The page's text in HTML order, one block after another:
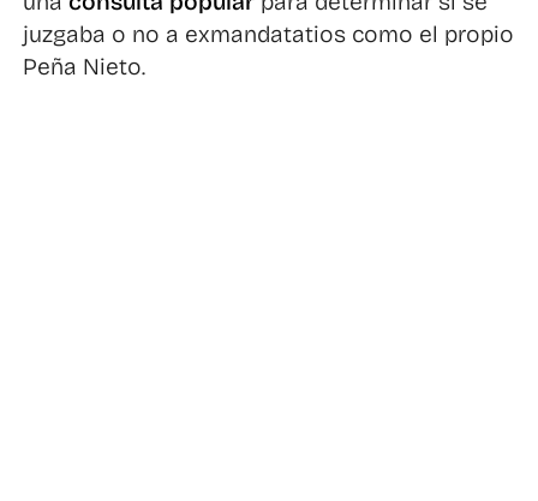
juzgaba o no a exmandatatios como el propio
Peña Nieto.